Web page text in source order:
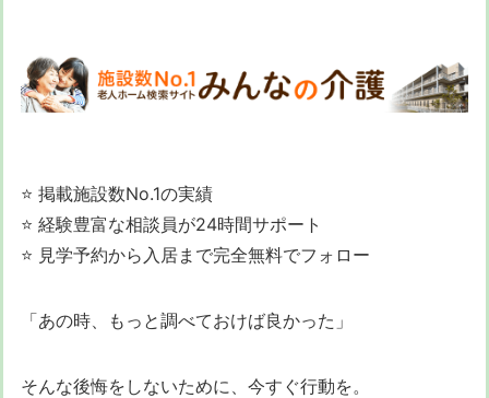
⭐ 掲載施設数No.1の実績
⭐ 経験豊富な相談員が24時間サポート
⭐ 見学予約から入居まで完全無料でフォロー
「あの時、もっと調べておけば良かった」
そんな後悔をしないために、今すぐ行動を。